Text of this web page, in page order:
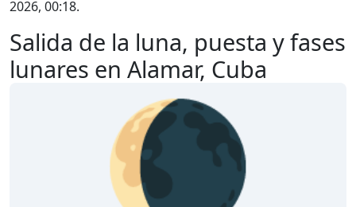
Salida de la luna, puesta y fases
lunares en Alamar, Cuba
2026, 00:18.
🌘